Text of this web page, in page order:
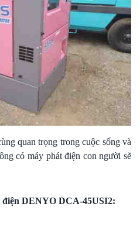
quan trọng trong cuộc sống và
có máy phát điện con người sẽ
DENYO DCA-45USI2: